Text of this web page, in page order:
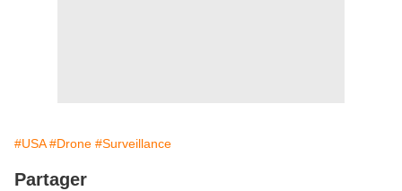
#USA #Drone #Surveillance
Partager